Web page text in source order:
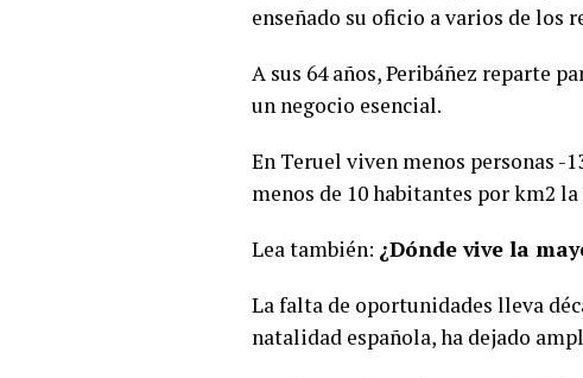
enseñado su oficio a varios de los
A sus 64 años, Peribáñez reparte
un negocio esencial.
En Teruel viven menos personas -
menos de 10 habitantes por km2
Lea también: ¿Dónde vive la
La falta de oportunidades lleva
natalidad española, ha dejado